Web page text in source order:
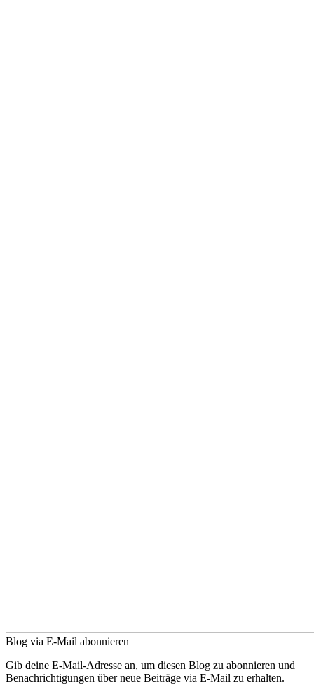
Blog via E-Mail abonnieren
Gib deine E-Mail-Adresse an, um diesen Blog zu abonnieren und
Benachrichtigungen über neue Beiträge via E-Mail zu erhalten.